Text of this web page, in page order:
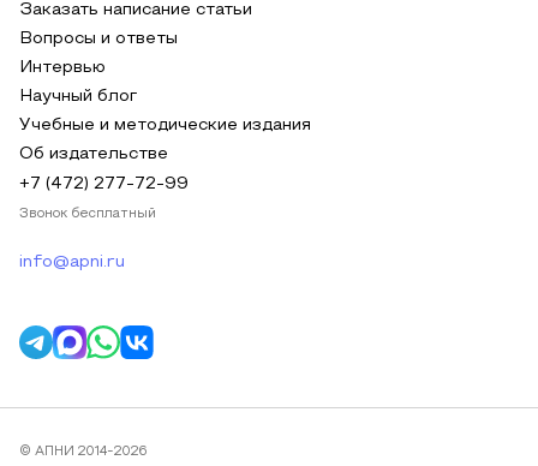
Заказать написание статьи
Вопросы и ответы
Интервью
Научный блог
Учебные и методические издания
Об издательстве
+7 (472) 277-72-99
Звонок бесплатный
info@apni.ru
© АПНИ 2014-2026